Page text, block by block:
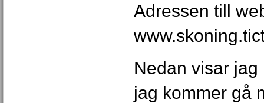
Adressen till
Nedan visar
jag kommer gå